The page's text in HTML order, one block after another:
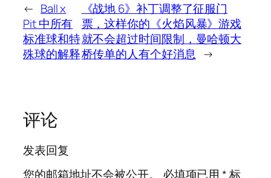
← Ball x
Pit 中所有
标准球和特
殊球的解释
《战地 6》补丁调整了征服门
票，这样你的《火焰风暴》游戏
就不会超过时间限制，曼哈顿大
桥传单的人有个好消息 →
评论
发表回复
您的邮箱地址不会被公开。
必填项已用*标